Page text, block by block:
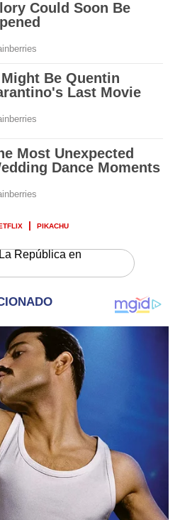
PIKACHU
República en